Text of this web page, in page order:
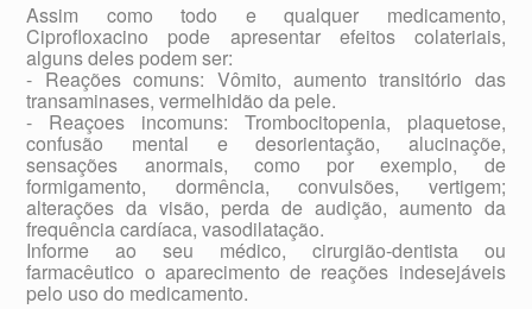
Assim como todo e qualquer medicamento,
Ciprofloxacino pode apresentar efeitos colateriais,
alguns deles podem ser:
- Reações comuns: Vômito, aumento transitório das
transaminases, vermelhidão da pele.
- Reaçoes incomuns: Trombocitopenia, plaquetose,
confusão mental e desorientação, alucinaçõe,
sensações anormais, como por exemplo, de
formigamento, dormência, convulsões, vertigem;
alterações da visão, perda de audição, aumento da
frequência cardíaca, vasodilatação.
Informe ao seu médico, cirurgião-dentista ou
farmacêutico o aparecimento de reações indesejáveis
pelo uso do medicamento.